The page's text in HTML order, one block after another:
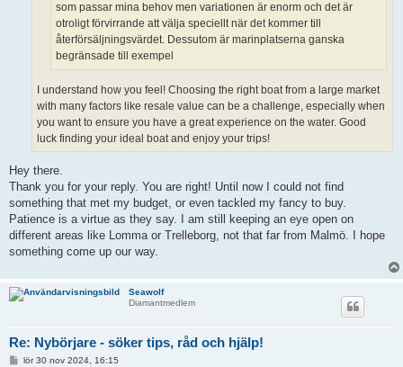
som passar mina behov men variationen är enorm och det är
otroligt förvirrande att välja speciellt när det kommer till
återförsäljningsvärdet. Dessutom är marinplatserna ganska
begränsade till exempel
I understand how you feel! Choosing the right boat from a large market
with many factors like resale value can be a challenge, especially when
you want to ensure you have a great experience on the water. Good
luck finding your ideal boat and enjoy your trips!
Hey there.
Thank you for your reply. You are right! Until now I could not find
something that met my budget, or even tackled my fancy to buy.
Patience is a virtue as they say. I am still keeping an eye open on
different areas like Lomma or Trelleborg, not that far from Malmö. I hope
something come up our way.
Seawolf
Diamantmedlem
Re: Nybörjare - söker tips, råd och hjälp!
lör 30 nov 2024, 16:15